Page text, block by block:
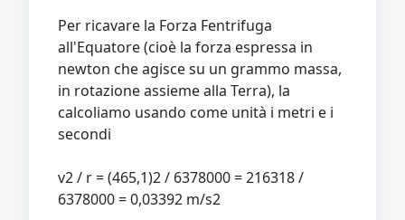
Per ricavare la Forza Fentrifuga
all'Equatore (cioè la forza espressa in
newton che agisce su un grammo massa,
in rotazione assieme alla Terra), la
calcoliamo usando come unità i metri e i
secondi
v2 / r = (465,1)2 / 6378000 = 216318 /
6378000 = 0,03392 m/s2